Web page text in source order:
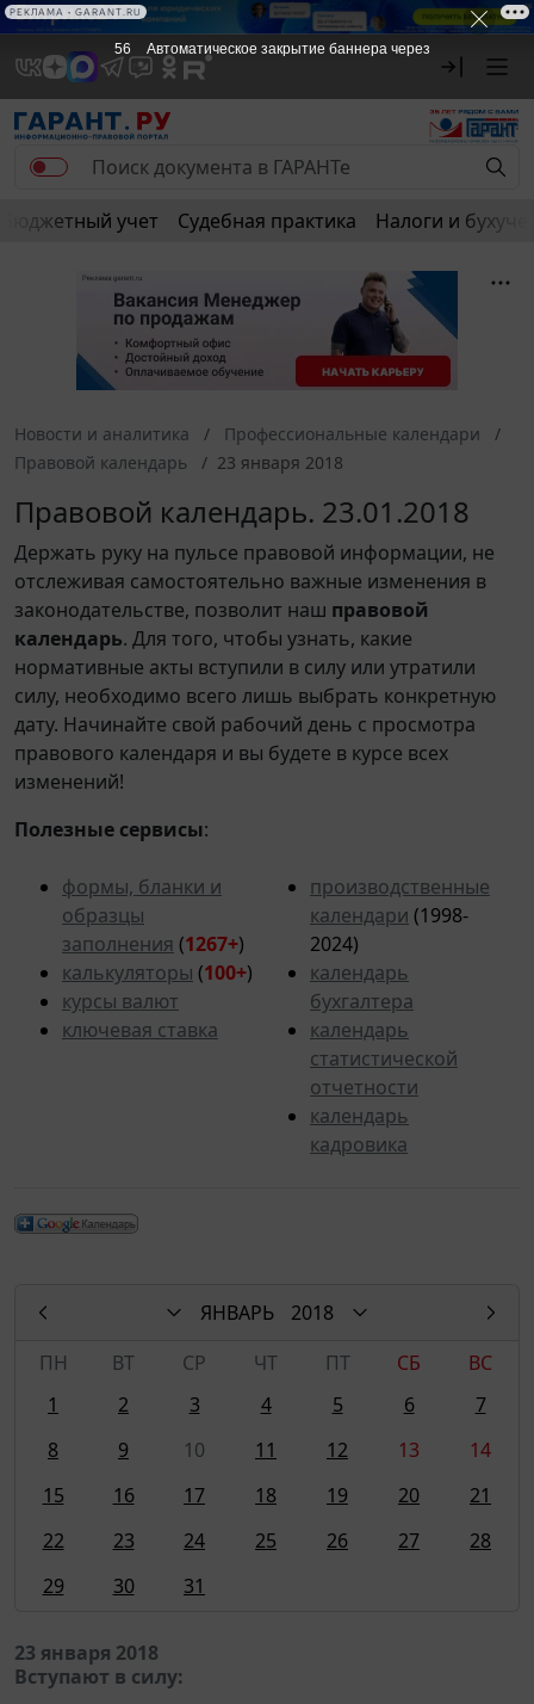
Бюджетный учет Судебная практика Налоги и
Новости и аналитика
Профессиональные календари
Правовой календарь
23 января 2018
Правовой календарь. 23.01.2018
Держать руку на пульсе правовой информации, не
отслеживая самостоятельно важные изменения в
законодательстве, позволит наш правовой
календарь. Для того, чтобы узнать, какие
нормативные акты вступили в силу или утратили
силу, необходимо всего лишь выбрать конкретную
дату. Начинайте свой рабочий день с просмотра
правового календаря и вы будете в курсе всех
изменений!
Полезные сервисы:
формы, бланки и
образцы
заполнения (1267+)
калькуляторы (100+)
курсы валют
ключевая ставка
производственные
календари (1998-
2024)
календарь
бухгалтера
календарь
статистической
отчетности
календарь
кадровика
ЯНВАРЬ
2018
ПН
ВТ СР ЧТ ПТ СБ
ВС
1
2 3 4 5 6
7
8
9 10 11 12 13
14
15
16 17 18 19 20
21
22
23 24 25 26 27
28
29
30 31
23 января 2018
Вступают в силу:
56 Автоматическое закрытие баннера через
РЕКЛАМА • GARANT.RU